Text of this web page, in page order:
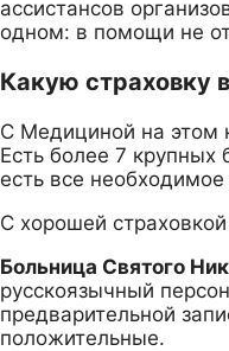
ассистансов
одном: в помощи не
Какую страховку
С Медициной на этом
Есть более 7 крупных
есть все
С хорошей
Больница Святого
русскоязычный
предварительной
положительные.